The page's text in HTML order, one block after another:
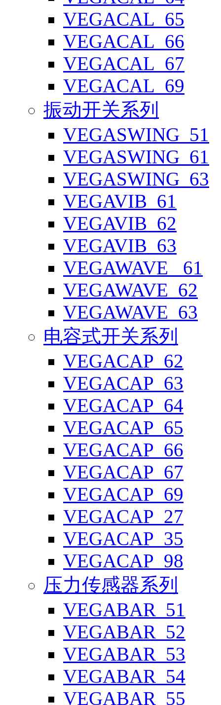
VEGACAL_65
VEGACAL_66
VEGACAL_67
VEGACAL_69
振动开关系列
VEGASWING_51
VEGASWING_61
VEGASWING_63
VEGAVIB_61
VEGAVIB_62
VEGAVIB_63
VEGAWAVE _61
VEGAWAVE_62
VEGAWAVE_63
电容式开关系列
VEGACAP_62
VEGACAP_63
VEGACAP_64
VEGACAP_65
VEGACAP_66
VEGACAP_67
VEGACAP_69
VEGACAP_27
VEGACAP_35
VEGACAP_98
压力传感器系列
VEGABAR_51
VEGABAR_52
VEGABAR_53
VEGABAR_54
VEGABAR_55